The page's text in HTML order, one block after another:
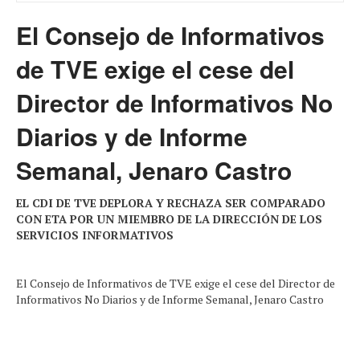
El Consejo de Informativos
de TVE exige el cese del
Director de Informativos No
Diarios y de Informe
Semanal, Jenaro Castro
EL CDI DE TVE DEPLORA Y RECHAZA SER COMPARADO
CON ETA POR UN MIEMBRO DE LA DIRECCIÓN DE LOS
SERVICIOS INFORMATIVOS
El Consejo de Informativos de TVE exige el cese del Director de
Informativos No Diarios y de Informe Semanal, Jenaro Castro